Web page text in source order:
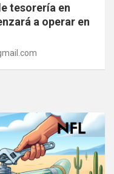
tesorería en
a operar en